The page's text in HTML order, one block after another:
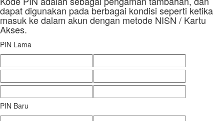
dapat digunakan pada berbagai kondisi seperti ketika
masuk ke dalam akun dengan metode NISN / Kartu
Akses.
PIN Lama
PIN Baru